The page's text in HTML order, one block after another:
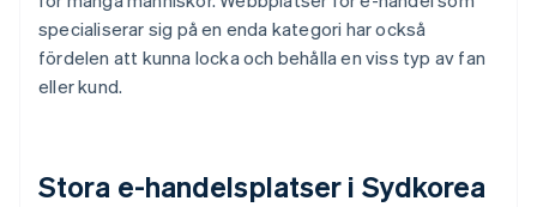
specialiserar sig på en enda kategori har också
fördelen att kunna locka och behålla en viss typ av fan
eller kund.
Stora e-handelsplatser i Sydkorea